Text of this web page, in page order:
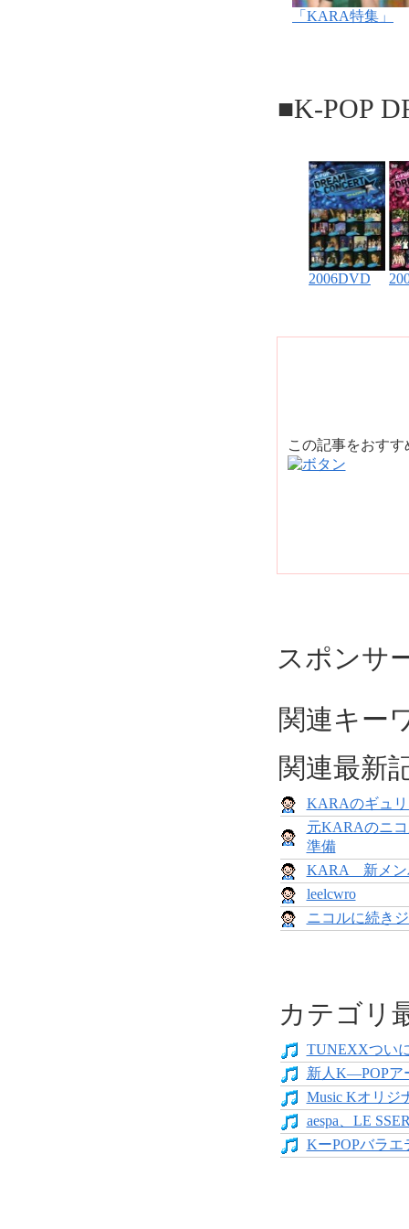
「KARA特集」
■K-POP
2006DVD
この記事をおす
スポンサ
関連キー
関連最新
KARAのギュ
元KARAのニ
準備
KARA 新メン
leelcwro
ニコルに続き
カテゴリ
TUNEXXつい
新人K―POPア
Music Kオリジ
aespa、LE
KーPOPバラエ